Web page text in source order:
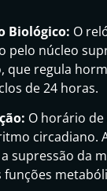
Biológico: O
pelo núcleo
que regula
de 24 horas.
O horário
circadiano.
supressão da
funções